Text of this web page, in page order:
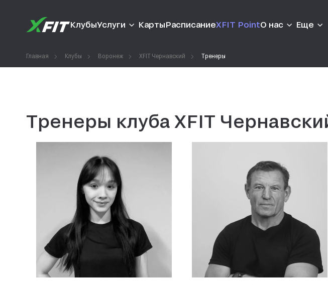
КлубыУслуги КартыРасписаниеXFIT PointО нас Еще
Главная Клубы Воронеж XFIT Чернавский Тренеры
Тренеры клуба XFIT